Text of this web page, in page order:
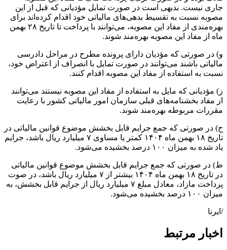
جاری نیست. بدیهی است در صورت تمایل مؤدیانی که قبل از این
مصوبه نسبت به تقسیط بدهی‌های مالیاتی خود اقدام کرده‌اند برای
بهره‌مندی از مفاد این مصوبه، می‌توانند با پرداخت تا تاریخ ۲۸ بهمن
ماه از مفاد این مصوبه بهره‌مند شوند.
و) در صورتی که مؤدیان دارای پرونده مطرح در مراحل دادرسی
مالیاتی باشند می‌توانند در صورت تمایل با انصراف از اعتراض خود،
نسبت به استفاده از مفاد این مصوبه اقدام کنند.
ز) مؤدیانی که مایل به استفاده از مفاد این مصوبه نیستند می‌توانند
از مفاد بخشنامه‌های قبلی سازمان امور مالیاتی کشور با رعایت
مقررات مربوطه بهره‌مند شوند.
ح) در صورتی که جمع جرایم قابل بخشش موضوع قوانین مالیاتی در
تاریخ ۱۸ بهمن ماه ۱۴۰۴ کمتر یا مساوی ۷ میلیارد ریال باشد، جرایم
یاد شده به میزان ۱۰۰ درصد بخشیده می‌شود.
ط) در صورتی که جمع جرایم قابل بخشش موضوع قوانین مالیاتی
در تاریخ ۱۸ بهمن ماه ۱۴۰۴ بیشتر از ۷ میلیارد ریال باشد، در صوت
پرداخت مازاد، معادل مبلغ ۷ میلیارد ریال از جرایم قابل بخشش، به
میزان ۱۰۰ درصد بخشیده می‌شود.
/ایرنا
اخبار مرتبط